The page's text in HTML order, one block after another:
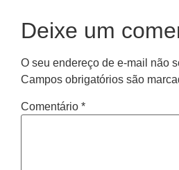
Deixe um
O seu endereço de e-mail não
Campos obrigatórios são
Comentário *